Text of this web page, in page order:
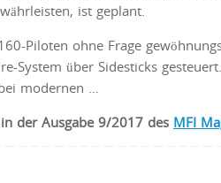
ist geplant.
Piloten ohne Frage
System über Sidesticks
modernen …
der Ausgabe 9/2017 des MFI